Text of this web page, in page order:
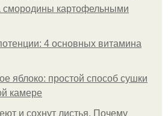
смородины картофельными
4 основных витамина
яблоко: простой способ сушки
камере
и сохнут листья. Почему